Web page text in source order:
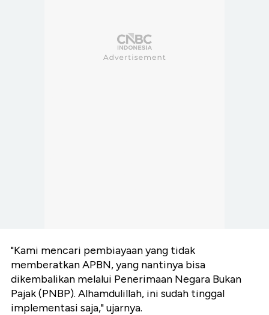
"Kami mencari pembiayaan yang tidak
memberatkan APBN, yang nantinya bisa
dikembalikan melalui Penerimaan Negara Bukan
Pajak (PNBP). Alhamdulillah, ini sudah tinggal
implementasi saja," ujarnya.